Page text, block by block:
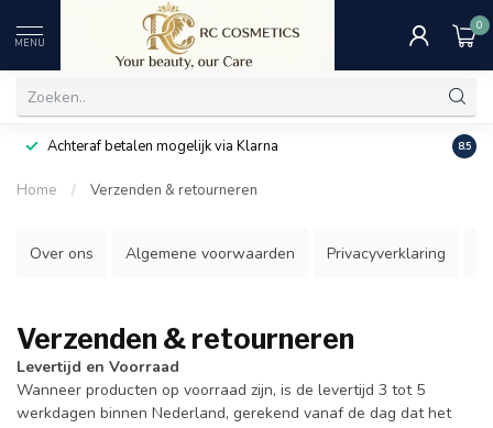
MENU
0
Achteraf betalen mogelijk via Klarna 8.5
Home / Verzenden & retourneren
Over ons Algemene voorwaarden Privacyverklaring
Verzenden & retourneren
Levertijd en Voorraad
Wanneer producten op voorraad zijn, is de levertijd 3 tot 5
werkdagen binnen Nederland, gerekend vanaf de dag dat het